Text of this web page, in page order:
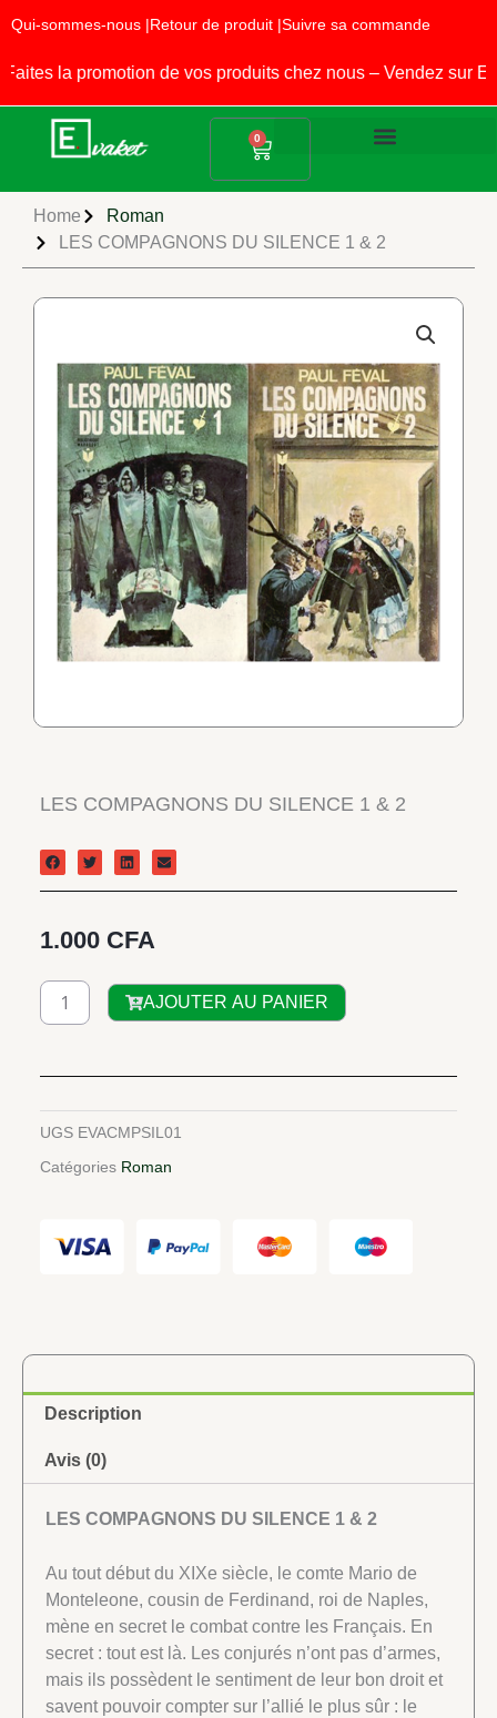
au
contenu
Qui-sommes-nous |Retour de produit |Suivre sa commande
la promotion de vos produits chez nous – Vendez sur
0
Panier
Home
Roman
LES COMPAGNONS DU SILENCE 1 & 2
LES COMPAGNONS DU SILENCE 1 & 2
1.000 CFA
quantité
de
COMPAGNONS
SILENCE
&
AJOUTER AU PANIER
UGS EVACMPSIL01
Catégories Roman
Description
Avis (0)
LES COMPAGNONS DU SILENCE 1 & 2
Au tout début du XIXe siècle, le comte Mario de
Monteleone, cousin de Ferdinand, roi de Naples,
mène en secret le combat contre les Français. En
secret : tout est là. Les conjurés n’ont pas d’armes,
mais ils possèdent le sentiment de leur bon droit et
savent pouvoir compter sur l’allié le plus sûr : le